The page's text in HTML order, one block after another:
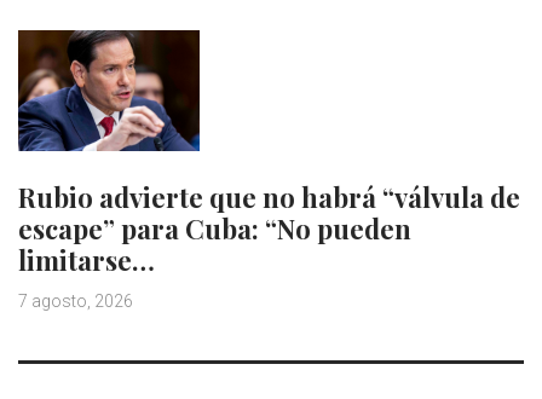
Rubio advierte que no habrá “válvula de
escape” para Cuba: “No pueden
limitarse…
7 agosto, 2026